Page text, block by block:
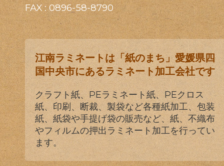
FAX : 0896-58-8790
江南ラミネートは「紙のまち」愛媛県四
国中央市にあるラミネート加工会社です
クラフト紙、PEラミネート紙、PEクロス
紙、印刷、断裁、製袋など各種紙加工、包装
紙、紙袋や手提げ袋の販売など、紙、不織布
やフィルムの押出ラミネート加工を行ってい
ます。